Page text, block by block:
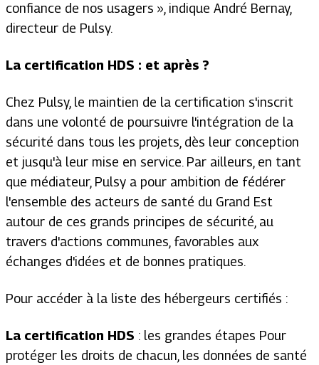
confiance de nos usagers », indique André Bernay,
directeur de Pulsy.
La certification HDS : et après ?
Chez Pulsy, le maintien de la certification s'inscrit
dans une volonté de poursuivre l'intégration de la
sécurité dans tous les projets, dès leur conception
et jusqu'à leur mise en service. Par ailleurs, en tant
que médiateur, Pulsy a pour ambition de fédérer
l'ensemble des acteurs de santé du Grand Est
autour de ces grands principes de sécurité, au
travers d'actions communes, favorables aux
échanges d'idées et de bonnes pratiques.
Pour accéder à la liste des hébergeurs certifiés :
La certification HDS : les grandes étapes Pour
protéger les droits de chacun, les données de santé